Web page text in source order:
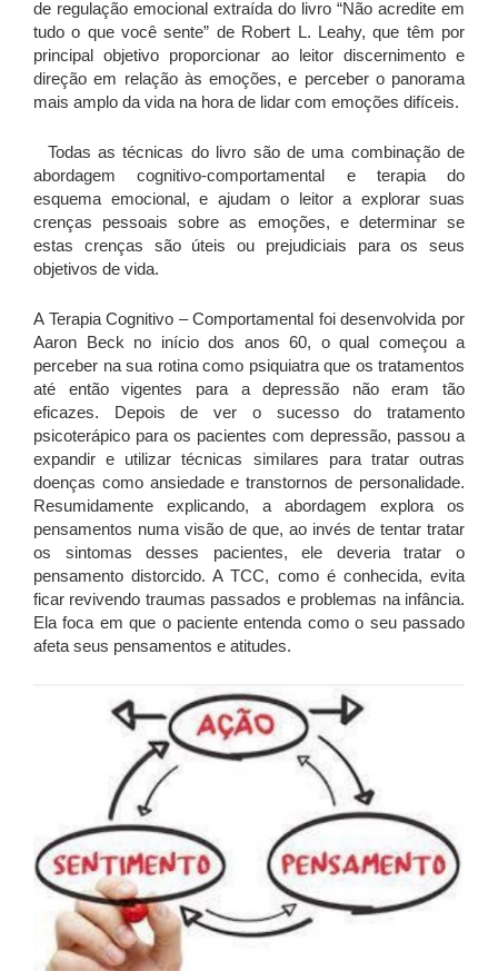
de regulação emocional extraída do livro “Não acredite em
tudo o que você sente” de Robert L. Leahy, que têm por
principal objetivo proporcionar ao leitor discernimento e
direção em relação às emoções, e perceber o panorama
mais amplo da vida na hora de lidar com emoções difíceis.
Todas as técnicas do livro são de uma combinação de
abordagem cognitivo-comportamental e terapia do
esquema emocional, e ajudam o leitor a explorar suas
crenças pessoais sobre as emoções, e determinar se
estas crenças são úteis ou prejudiciais para os seus
objetivos de vida.
A Terapia Cognitivo – Comportamental foi desenvolvida por
Aaron Beck no início dos anos 60, o qual começou a
perceber na sua rotina como psiquiatra que os tratamentos
até então vigentes para a depressão não eram tão
eficazes. Depois de ver o sucesso do tratamento
psicoterápico para os pacientes com depressão, passou a
expandir e utilizar técnicas similares para tratar outras
doenças como ansiedade e transtornos de personalidade.
Resumidamente explicando, a abordagem explora os
pensamentos numa visão de que, ao invés de tentar tratar
os sintomas desses pacientes, ele deveria tratar o
pensamento distorcido. A TCC, como é conhecida, evita
ficar revivendo traumas passados e problemas na infância.
Ela foca em que o paciente entenda como o seu passado
afeta seus pensamentos e atitudes.